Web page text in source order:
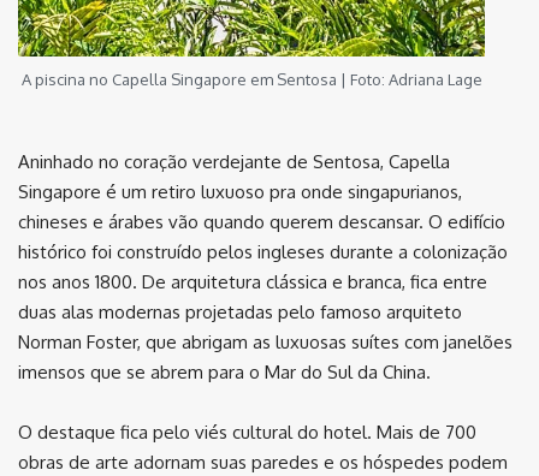
A piscina no Capella Singapore em Sentosa | Foto: Adriana Lage
Aninhado no coração verdejante de Sentosa, Capella
Singapore é um retiro luxuoso pra onde singapurianos,
chineses e árabes vão quando querem descansar. O edifício
histórico foi construído pelos ingleses durante a colonização
nos anos 1800. De arquitetura clássica e branca, fica entre
duas alas modernas projetadas pelo famoso arquiteto
Norman Foster, que abrigam as luxuosas suítes com janelões
imensos que se abrem para o Mar do Sul da China.
O destaque fica pelo viés cultural do hotel. Mais de 700
obras de arte adornam suas paredes e os hóspedes podem